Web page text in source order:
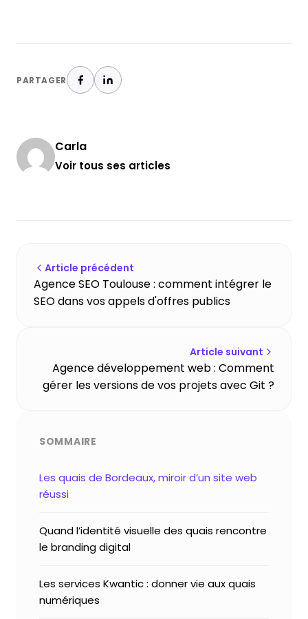
PARTAGER
Carla
Voir tous ses articles
Article précédent
Agence SEO Toulouse : comment intégrer le
SEO dans vos appels d'offres publics
Article suivant
Agence développement web : Comment
gérer les versions de vos projets avec Git ?
SOMMAIRE
Les quais de Bordeaux, miroir d’un site web
réussi
Quand l’identité visuelle des quais rencontre
le branding digital
Les services Kwantic : donner vie aux quais
numériques